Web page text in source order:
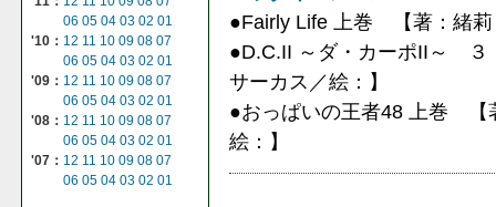
06 05 04 03 02 01
'10： 12 11 10 09 08 07
06 05 04 03 02 01
'09： 12 11 10 09 08 07
06 05 04 03 02 01
'08： 12 11 10 09 08 07
06 05 04 03 02 01
'07： 12 11 10 09 08 07
06 05 04 03 02 01
●Fairly Life 上巻 【著：緒
●D.C.II ～ダ・カーポII～
サーカス／絵：】
●おっぱいの王者48 上巻
絵：】